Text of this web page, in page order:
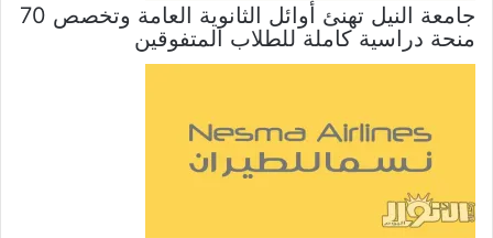
جامعة النيل تهنئ أوائل الثانوية العامة وتخصص 70
منحة دراسية كاملة للطلاب المتفوقين